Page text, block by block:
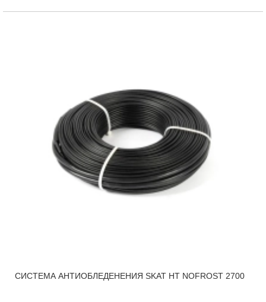
СИСТЕМА АНТИОБЛЕДЕНЕНИЯ SKAT HT NOFROST 2700